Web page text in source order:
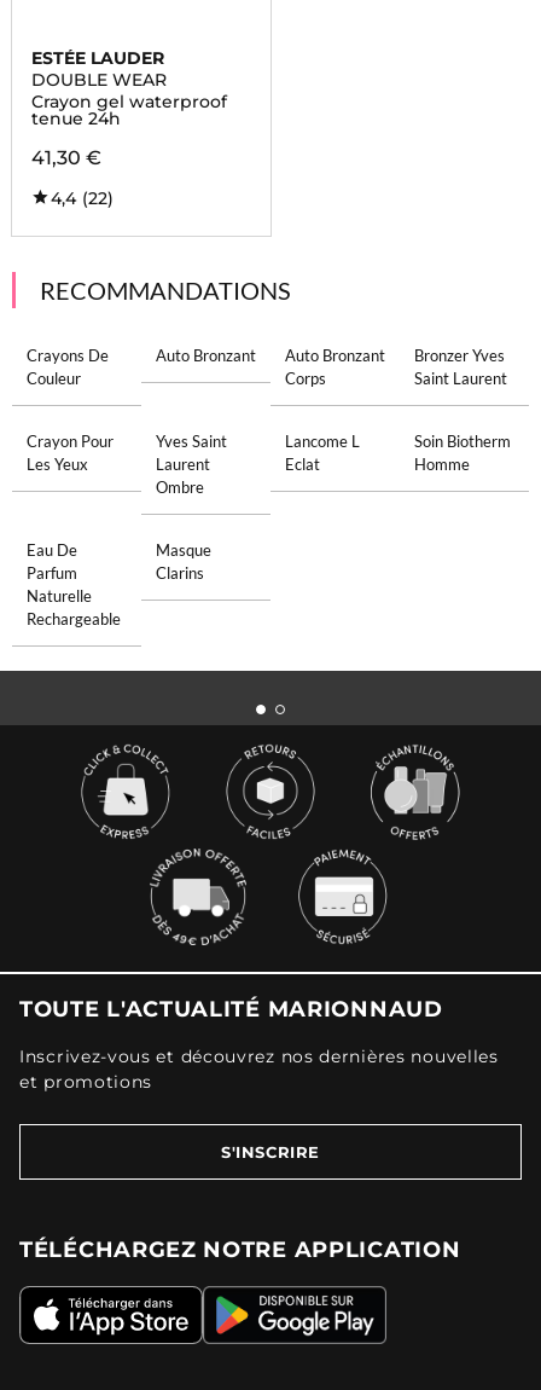
ESTÉE LAUDER
DOUBLE WEAR
Crayon gel waterproof
tenue 24h
41,30 €
4,4 (22)
RECOMMANDATIONS
Crayons De
Couleur
Auto Bronzant
Auto Bronzant
Corps
Bronzer Yves
Saint Laurent
Crayon Pour
Les Yeux
Yves Saint
Laurent
Ombre
Lancome L
Eclat
Soin Biotherm
Homme
Eau De
Parfum
Naturelle
Rechargeable
Masque
Clarins
TOUTE L'ACTUALITÉ MARIONNAUD
Inscrivez-vous et découvrez nos dernières nouvelles
et promotions
S'INSCRIRE
TÉLÉCHARGEZ NOTRE APPLICATION